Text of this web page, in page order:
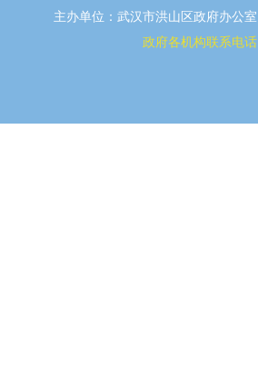
主办单位：武汉市洪山区政府办公
政府各机构联系电话